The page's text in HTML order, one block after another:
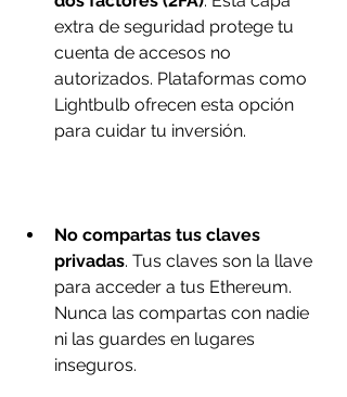
extra de seguridad protege tu
cuenta de accesos no
autorizados. Plataformas como
Lightbulb ofrecen esta opción
para cuidar tu inversión.
No compartas tus claves
privadas. Tus claves son la llave
para acceder a tus Ethereum.
Nunca las compartas con nadie
ni las guardes en lugares
inseguros.